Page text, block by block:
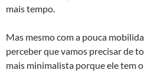
mais tempo.
Mas mesmo com a pouca
perceber que vamos precisar de
mais minimalista porque ele tem